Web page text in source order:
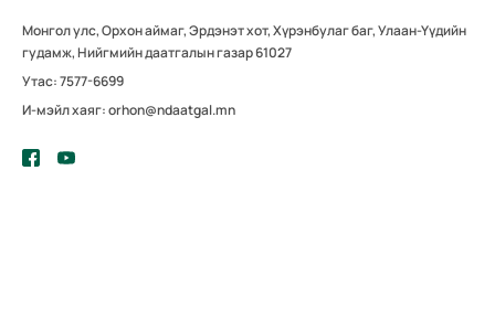
Монгол улс, Орхон аймаг, Эрдэнэт хот, Хүрэнбулаг баг, Улаан-Үүдийн
гудамж, Нийгмийн даатгалын газар 61027
Утас: 7577-6699
И-мэйл хаяг: orhon@ndaatgal.mn